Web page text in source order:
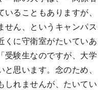
ることもありますが、
せん、というキャンパス
くに守衛室がたいていあ
受験生なのですが、大学
思います。念のため、
しれませんが、たいてい